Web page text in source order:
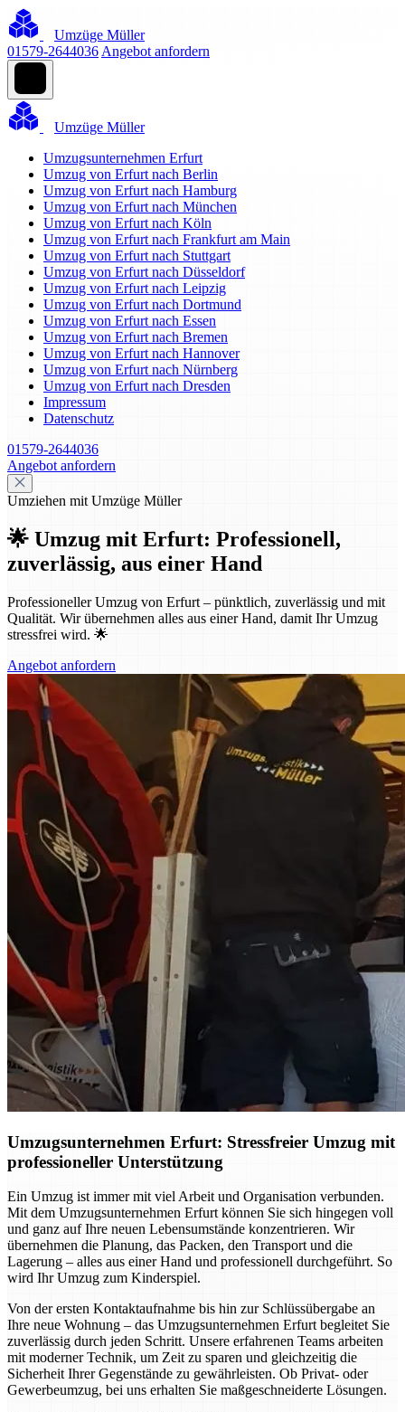
Umzüge Müller
01579-2644036 Angebot anfordern
Umzüge Müller
Umzugsunternehmen Erfurt
Umzug von Erfurt nach Berlin
Umzug von Erfurt nach Hamburg
Umzug von Erfurt nach München
Umzug von Erfurt nach Köln
Umzug von Erfurt nach Frankfurt am Main
Umzug von Erfurt nach Stuttgart
Umzug von Erfurt nach Düsseldorf
Umzug von Erfurt nach Leipzig
Umzug von Erfurt nach Dortmund
Umzug von Erfurt nach Essen
Umzug von Erfurt nach Bremen
Umzug von Erfurt nach Hannover
Umzug von Erfurt nach Nürnberg
Umzug von Erfurt nach Dresden
Impressum
Datenschutz
01579-2644036
Angebot anfordern
Umziehen mit Umzüge Müller
🌟 Umzug mit Erfurt: Professionell,
zuverlässig, aus einer Hand
Professioneller Umzug von Erfurt – pünktlich, zuverlässig und mit
Qualität. Wir übernehmen alles aus einer Hand, damit Ihr Umzug
stressfrei wird. 🌟
Angebot anfordern
Umzugsunternehmen Erfurt: Stressfreier Umzug mit
professioneller Unterstützung
Ein Umzug ist immer mit viel Arbeit und Organisation verbunden.
Mit dem Umzugsunternehmen Erfurt können Sie sich hingegen voll
und ganz auf Ihre neuen Lebensumstände konzentrieren. Wir
übernehmen die Planung, das Packen, den Transport und die
Lagerung – alles aus einer Hand und professionell durchgeführt. So
wird Ihr Umzug zum Kinderspiel.
Von der ersten Kontaktaufnahme bis hin zur Schlüssübergabe an
Ihre neue Wohnung – das Umzugsunternehmen Erfurt begleitet Sie
zuverlässig durch jeden Schritt. Unsere erfahrenen Teams arbeiten
mit moderner Technik, um Zeit zu sparen und gleichzeitig die
Sicherheit Ihrer Gegenstände zu gewährleisten. Ob Privat- oder
Gewerbeumzug, bei uns erhalten Sie maßgeschneiderte Lösungen.